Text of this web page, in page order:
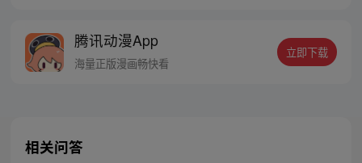
腾讯动漫App
海量正版漫画畅快看
立即下载
相关问答